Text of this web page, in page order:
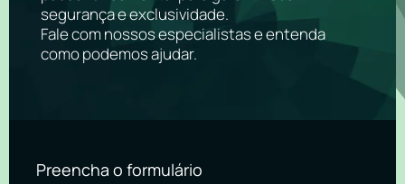
segurança e exclusividade.
Fale com nossos especialistas e entenda
como podemos ajudar.
Preencha o formulário